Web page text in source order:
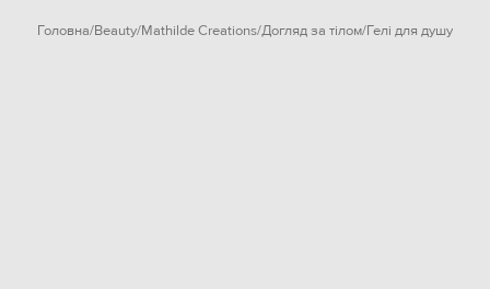
Головна Beauty Mathilde Creations Догляд за тілом Гелі для душу